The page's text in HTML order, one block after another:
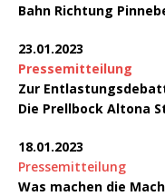
Bahn Richtung
23.01.2023
Pressemitteilung
Zur
Die Prellbock Altona
18.01.2023
Pressemitteilung
Was machen die